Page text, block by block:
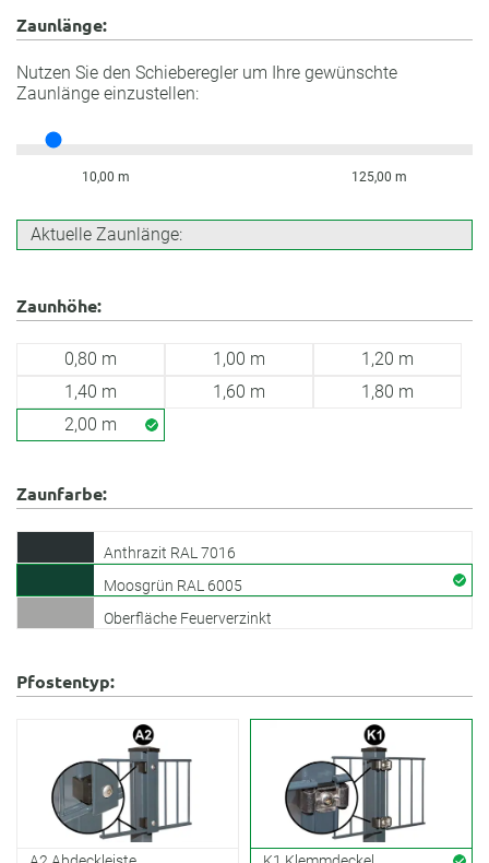
Zaunlänge:
Nutzen Sie den Schieberegler um Ihre gewünschte
Zaunlänge einzustellen:
Aktuelle Zaunlänge:
10,00 m 125,00 m
Zaunhöhe:
0,80 m 1,00 m
1,20 m
1,40 m
1,60 m
1,80 m
2,00 m
Zaunfarbe:
Anthrazit RAL 7016
Moosgrün RAL 6005
Oberfläche Feuerverzinkt
Pfostentyp: